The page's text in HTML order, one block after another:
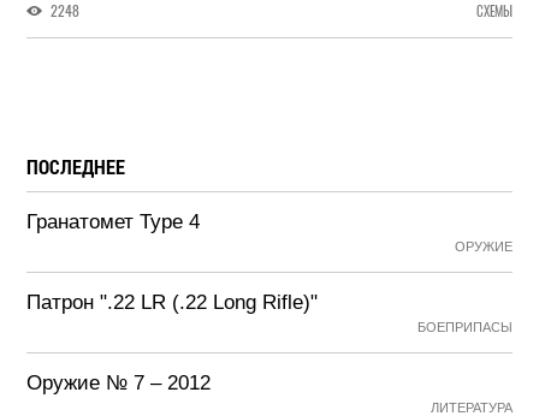
2248 СХЕМЫ
ПОСЛЕДНЕЕ
Гранатомет Type 4
ОРУЖИЕ
Патрон ".22 LR (.22 Long Rifle)"
БОЕПРИПАСЫ
Оружие № 7 – 2012
ЛИТЕРАТУРА